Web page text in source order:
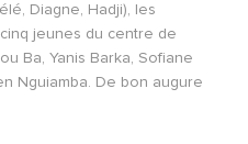
Diagne, Hadji), les
jeunes du centre de
Ba, Yanis Barka, Sofiane
Nguiamba. De bon augure